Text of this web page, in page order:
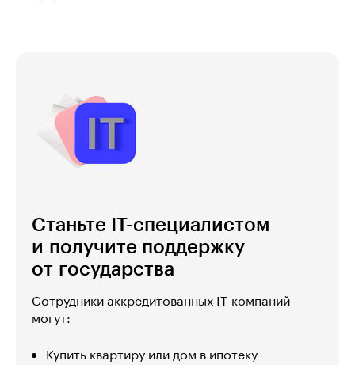
Станьте IT-специалистом
и получите поддержку
от государства
Сотрудники аккредитованных IT-компаний
могут:
Купить квартиру или дом в ипотеку